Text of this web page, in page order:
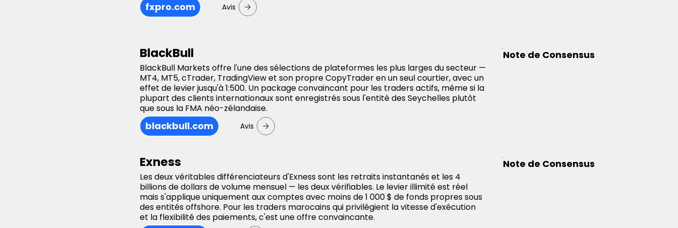
fxpro.com Avis
BlackBull
BlackBull Markets offre l'une des sélections de plateformes les plus larges du secteur —
MT4, MT5, cTrader, TradingView et son propre CopyTrader en un seul courtier, avec un
effet de levier jusqu'à 1:500. Un package convaincant pour les traders actifs, même si la
plupart des clients internationaux sont enregistrés sous l'entité des Seychelles plutôt
que sous la FMA néo-zélandaise.
blackbull.com Avis
Note de Consensus
Exness
Les deux véritables différenciateurs d'Exness sont les retraits instantanés et les 4
billions de dollars de volume mensuel — les deux vérifiables. Le levier illimité est réel
mais s'applique uniquement aux comptes avec moins de 1 000 $ de fonds propres sous
des entités offshore. Pour les traders marocains qui privilégient la vitesse d'exécution
et la flexibilité des paiements, c'est une offre convaincante.
Note de Consensus